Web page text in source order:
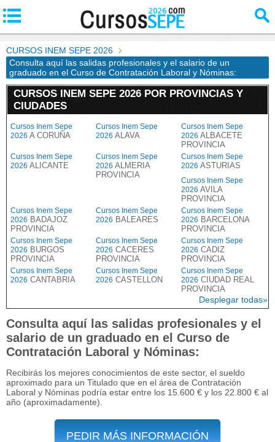
CURSOS INEM SEPE 2026
Consulta aquí las salidas profesionales y el salario de un
graduado en el Curso de Contratación Laboral y Nóminas:
CURSOS INEM SEPE 2026 POR PROVINCIAS Y
CIUDADES
Cursos Inem Sepe
2026 A CORUÑA
Cursos Inem Sepe
2026 ALAVA
Cursos Inem Sepe
2026 ALBACETE
PROVINCIA
Cursos Inem Sepe
2026 ALICANTE
Cursos Inem Sepe
2026 ALMERIA
PROVINCIA
Cursos Inem Sepe
2026 ASTURIAS
Cursos Inem Sepe
2026 AVILA
PROVINCIA
Cursos Inem Sepe
2026 BADAJOZ
PROVINCIA
Cursos Inem Sepe
2026 BALEARES
Cursos Inem Sepe
2026 BARCELONA
PROVINCIA
Cursos Inem Sepe
2026 BURGOS
PROVINCIA
Cursos Inem Sepe
2026 CACERES
PROVINCIA
Cursos Inem Sepe
2026 CADIZ
PROVINCIA
Cursos Inem Sepe
2026 CANTABRIA
Cursos Inem Sepe
2026 CASTELLON
Cursos Inem Sepe
2026 CIUDAD REAL
PROVINCIA
Desplegar todas»
Consulta aquí las salidas profesionales y el
salario de un graduado en el Curso de
Contratación Laboral y Nóminas:
Recibirás los mejores conocimientos de este sector, el sueldo
aproximado para un Titulado que en el área de Contratación
Laboral y Nóminas podría estar entre los 15.600 € y los 22.800 € al
año (aproximadamente).
PEDIR MÁS INFORMACIÓN